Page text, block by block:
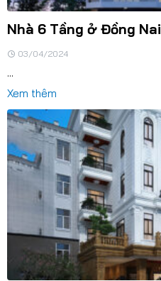
Nhà 6 Tầng ở Đồng Nai
03/04/2024
...
Xem thêm